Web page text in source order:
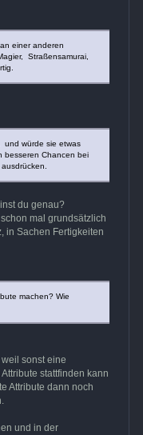
einer anderen
Straßensamurai,
und würde sie etwas
besseren Chancen bei
du genau?
mal grundsätzlich
in Sachen Fertigkeiten
machen? Wie
sonst eine
stattfinden kann
Attribute dann noch
und in der